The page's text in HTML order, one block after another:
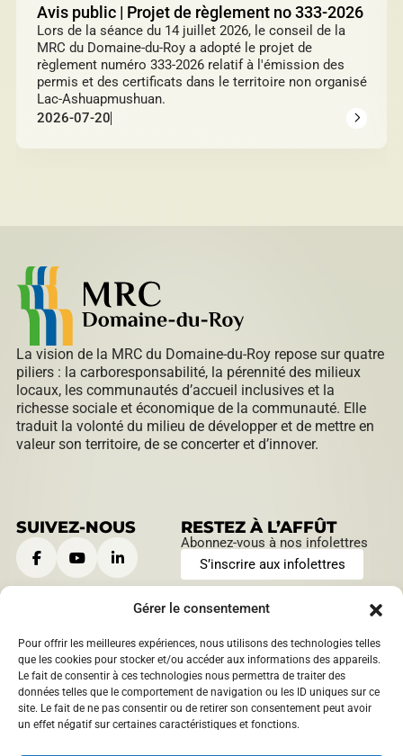
Gérer le consentement
Pour offrir les meilleures expériences, nous utilisons des technologies telles
que les cookies pour stocker et/ou accéder aux informations des appareils.
Le fait de consentir à ces technologies nous permettra de traiter des
données telles que le comportement de navigation ou les ID uniques sur ce
site. Le fait de ne pas consentir ou de retirer son consentement peut avoir
un effet négatif sur certaines caractéristiques et fonctions.
Avis public | Projet de règlement no 333-2026
Lors de la séance du 14 juillet 2026, le conseil de la
MRC du Domaine-du-Roy a adopté le projet de
règlement numéro 333-2026 relatif à l'émission des
permis et des certificats dans le territoire non organisé
Lac-Ashuapmushuan.
2026-07-20
La vision de la MRC du Domaine-du-Roy repose sur quatre
piliers : la carboresponsabilité, la pérennité des milieux
locaux, les communautés d’accueil inclusives et la
richesse sociale et économique de la communauté. Elle
traduit la volonté du milieu de développer et de mettre en
valeur son territoire, de se concerter et d’innover.
SUIVEZ-NOUS RESTEZ À L’AFFÛT
Abonnez-vous à nos infolettres
S’inscrire aux infolettres
CONTACTEZ-NOUS
901, boulevard Saint-Joseph
Roberval, Québec,Canada
1209 boulevard Sacré-Coeur
Saint-Félicien, Québec,
HEURES D’OUVERTURE
Lundi au jeudi:
9 h à 12 h | 13 h à 16 h
Vendredi:
9 h à 12 h